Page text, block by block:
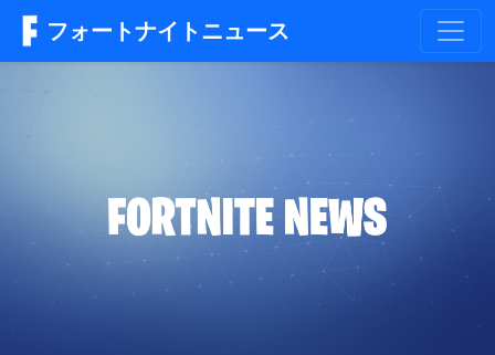
フォートナイトニュース